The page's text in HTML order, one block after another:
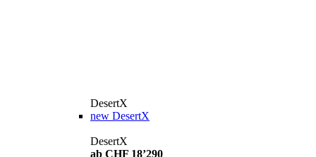
DesertX
new DesertX
DesertX
ab CHF 18’290